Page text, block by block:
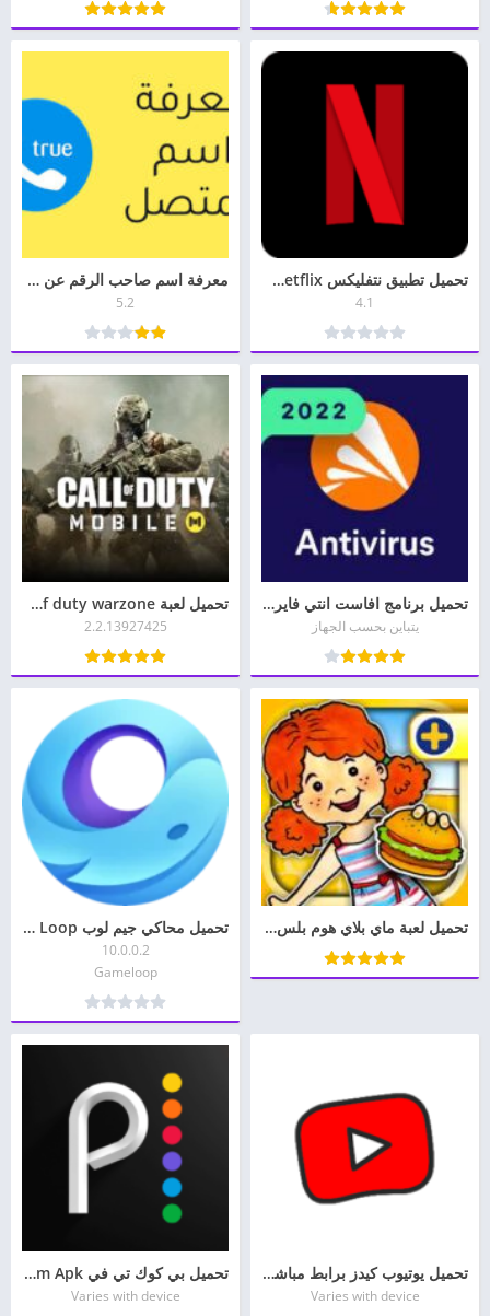
تحميل تطبيق نتفليكس Netflix مهكر لأجهزة الأندرويد
4.1
معرفة اسم صاحب الرقم عن طريق النت مجانا الطريقة الصحيحة
5.2
تحميل برنامج افاست انتي فايروس عربي للموبايل مجانا Avast
يتباين بحسب الجهاز
تحميل لعبة call of duty warzone للاندرويد
2.2.13927425
تحميل لعبة ماي بلاي هوم بلس مهكرة My PlayHome Plus Mod تحميل محاكي جيم لوب Game Loop للكمبيوتر برابط مباشر 2026
10.0.0.2
Gameloop
تحميل يوتيوب كيدز برابط مباشر YouTube Kids
Varies with device
تحميل بي كوك تي في Peacock TV Stream Apk للاندرويد
Varies with device